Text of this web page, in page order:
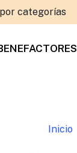
categorías
Inicio